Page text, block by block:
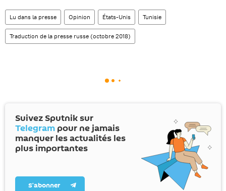
Lu dans la presse Opinion États-Unis Tunisie
Traduction de la presse russe (octobre 2018)
Suivez Sputnik sur
Telegram pour ne jamais
manquer les actualités les
plus importantes
S’abonner